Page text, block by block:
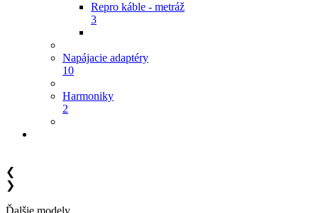
Repro káble - metráž
3
Napájacie adaptéry
10
Harmoniky
2
❮
❯
Ďalšie modely